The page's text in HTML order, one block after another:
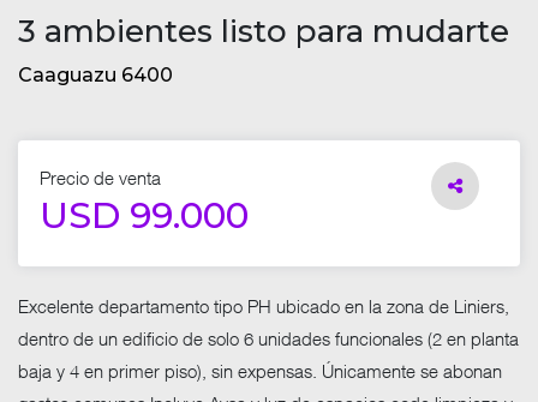
3 ambientes listo para mudarte
Caaguazu 6400
Precio de venta
USD 99.000
Excelente departamento tipo PH ubicado en la zona de Liniers,
dentro de un edificio de solo 6 unidades funcionales (2 en planta
baja y 4 en primer piso), sin expensas. Únicamente se abonan